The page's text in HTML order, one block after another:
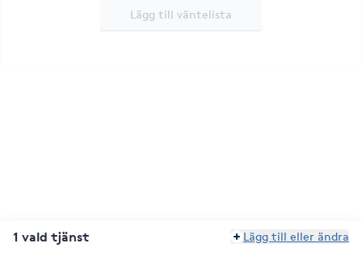
Lägg till väntelista
1 vald tjänst Lägg till eller ändra